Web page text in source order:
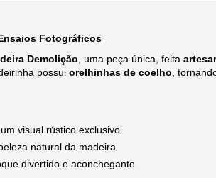
Fotográficos
Demolição , uma peça única, feita
possui orelhinhas de coelho ,
visual rústico exclusivo
natural da madeira
divertido e aconchegante